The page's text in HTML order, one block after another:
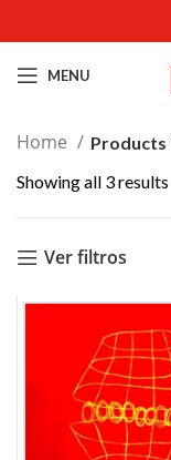
MENU
Home
Products
Showing all 3 results
Ver filtros